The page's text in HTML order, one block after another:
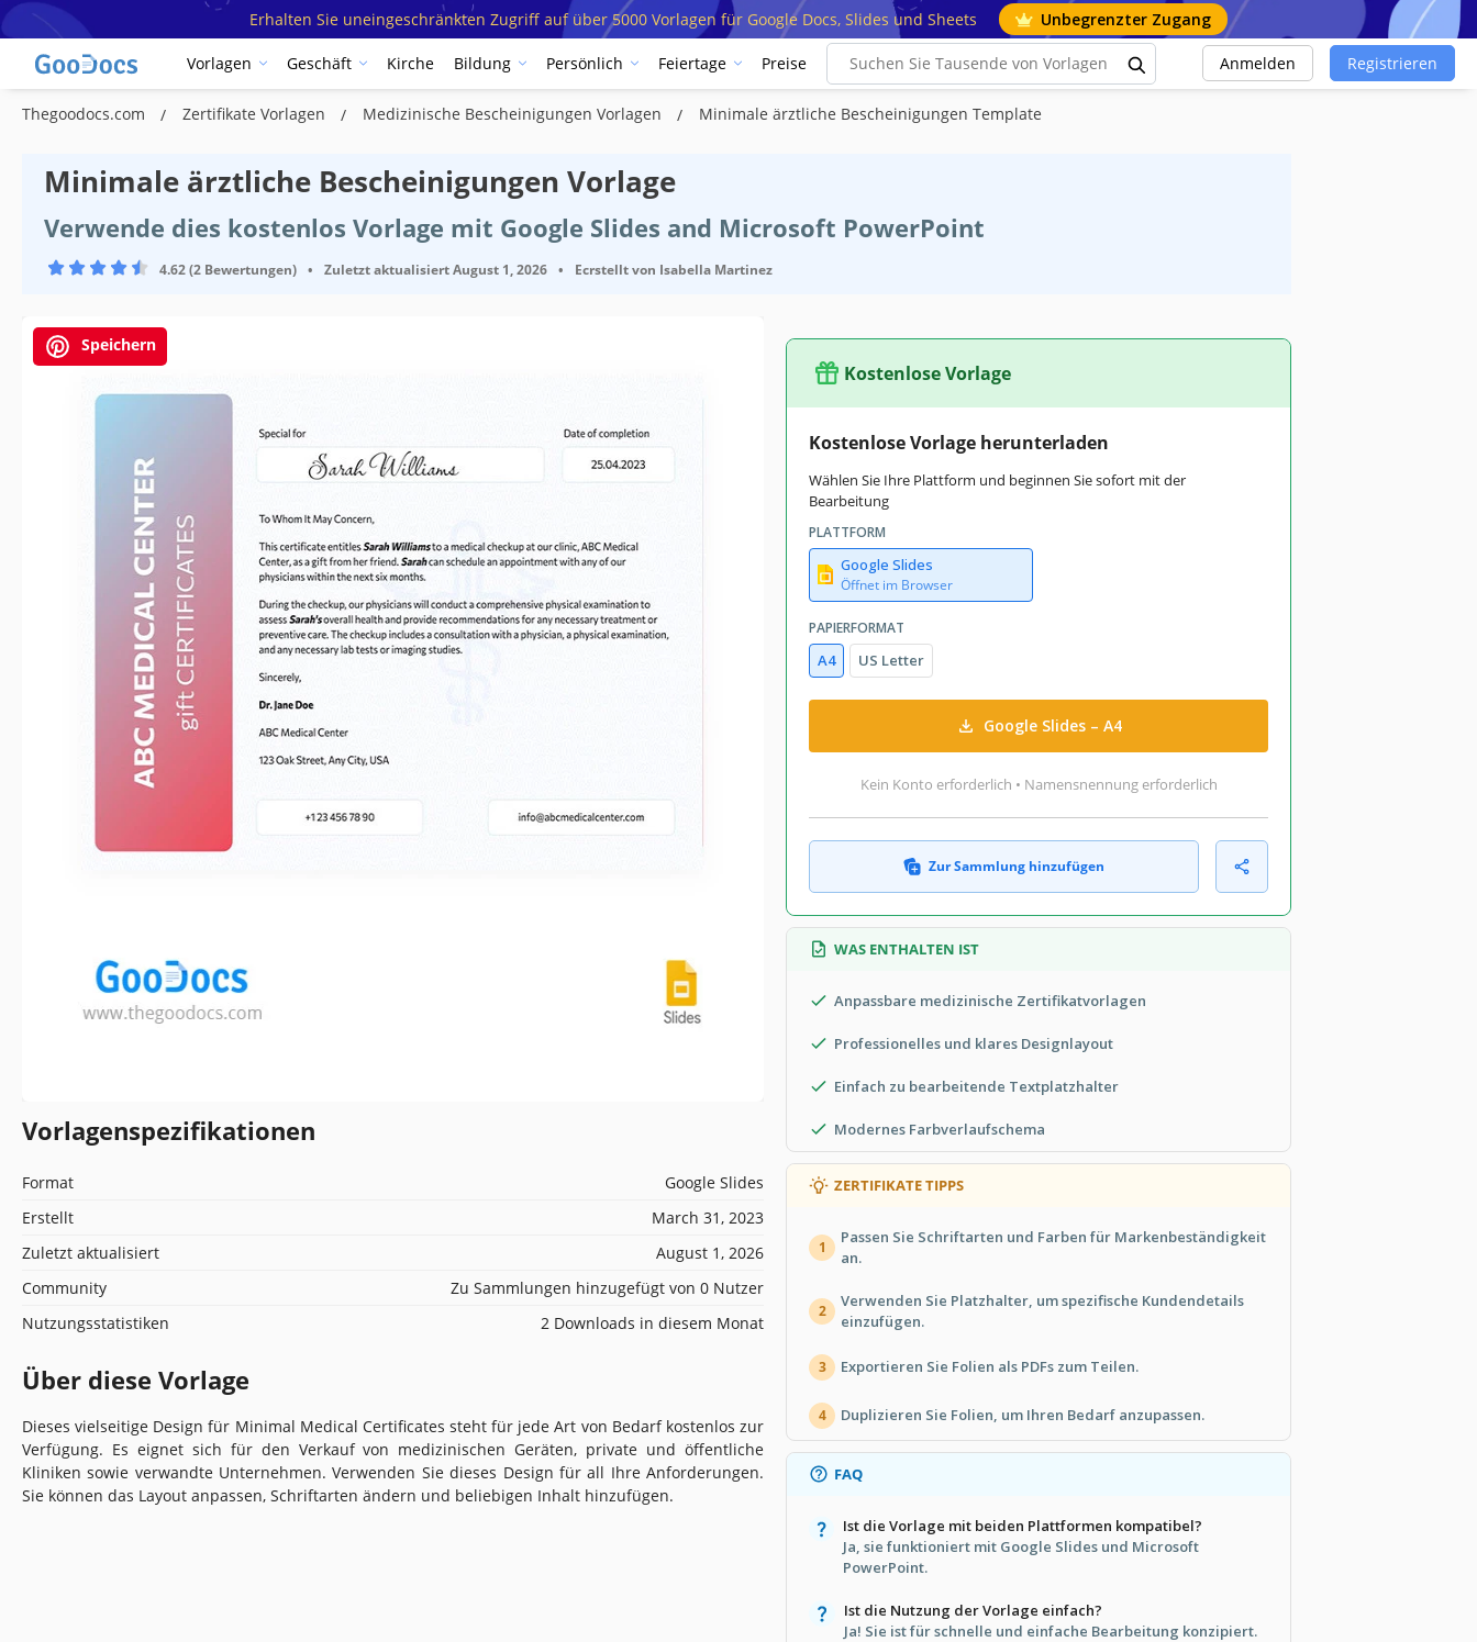
Erhalten Sie uneingeschränkten Zugriff auf über 5000 Vorlagen für Google Docs, Slides und Sheets Unbegrenzter Zugang
Vorlagen Geschäft Kirche Bildung Persönlich Feiertage Preise Anmelden Registrieren
Thegoodocs.com Zertifikate Vorlagen Medizinische Bescheinigungen Vorlagen Minimale ärztliche Bescheinigungen Template
Minimale ärztliche Bescheinigungen Vorlage
Verwende dies kostenlos Vorlage mit Google Slides and Microsoft PowerPoint
4.62 (2 Bewertungen) • Zuletzt aktualisiertAugust 1, 2026 • Ecrstellt von Isabella Martinez
Speichern
Vorlagenspezifikationen
Format
Google Slides
Erstellt
March 31, 2023
Zuletzt aktualisiert
August 1, 2026
Community
Zu Sammlungen hinzugefügt von 0 Nutzer
Nutzungsstatistiken
2 Downloads in diesem Monat
Über diese Vorlage
Dieses vielseitige Design für Minimal Medical Certificates steht für jede Art von Bedarf kostenlos zur
Verfügung. Es eignet sich für den Verkauf von medizinischen Geräten, private und öffentliche
Kliniken sowie verwandte Unternehmen. Verwenden Sie dieses Design für all Ihre Anforderungen.
Sie können das Layout anpassen, Schriftarten ändern und beliebigen Inhalt hinzufügen.
Kostenlose Vorlage
Kostenlose Vorlage herunterladen
Wählen Sie Ihre Plattform und beginnen Sie sofort mit der
Bearbeitung
PLATTFORM
Google Slides
Öffnet im Browser
PAPIERFORMAT
A4 US Letter
Google Slides – A4
Kein Konto erforderlich • Namensnennung erforderlich
Zur Sammlung hinzufügen
WAS ENTHALTEN IST
Anpassbare medizinische Zertifikatvorlagen
Professionelles und klares Designlayout
Einfach zu bearbeitende Textplatzhalter
Modernes Farbverlaufschema
ZERTIFIKATE TIPPS
1
Passen Sie Schriftarten und Farben für Markenbeständigkeit
an.
2
Verwenden Sie Platzhalter, um spezifische Kundendetails
einzufügen.
3 Exportieren Sie Folien als PDFs zum Teilen.
4 Duplizieren Sie Folien, um Ihren Bedarf anzupassen.
FAQ
Ist die Vorlage mit beiden Plattformen kompatibel?
Ja, sie funktioniert mit Google Slides und Microsoft
PowerPoint.
Ist die Nutzung der Vorlage einfach?
Ja! Sie ist für schnelle und einfache Bearbeitung konzipiert.